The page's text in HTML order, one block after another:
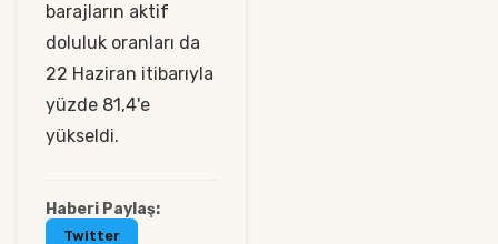
barajların aktif
doluluk oranları da
22 Haziran itibarıyla
yüzde 81,4'e
yükseldi.
Haberi Paylaş:
Twitter